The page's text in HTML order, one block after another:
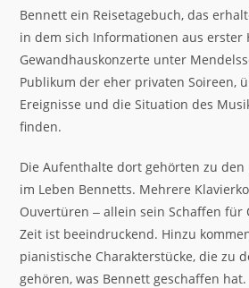
Bennett ein Reisetagebuch, das
in dem sich Informationen aus erster
Gewandhauskonzerte unter
Publikum der eher privaten Soireen,
Ereignisse und die Situation des
finden.
Die Aufenthalte dort gehörten zu den
im Leben Bennetts. Mehrere
Ouvertüren ‒ allein sein Schaffen für
Zeit ist beeindruckend. Hinzu
pianistische Charakterstücke, die zu
gehören, was Bennett geschaffen